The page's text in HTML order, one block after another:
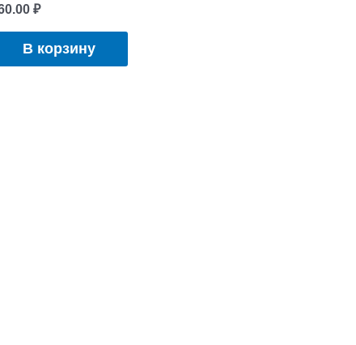
₽
В корзину